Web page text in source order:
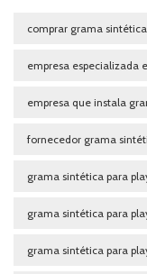
comprar grama
empresa especializada
empresa que instala
fornecedor grama
grama sintética para
grama sintética para
grama sintética para